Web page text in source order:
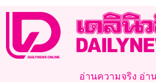
อ่านความจริง อ่า